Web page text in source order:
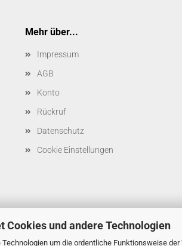
Cookies und andere Technologien
um die ordentliche Funktionsweise
Mehr über...
Impressum
AGB
Konto
Rückruf
Datenschutz
Cookie Einstellungen